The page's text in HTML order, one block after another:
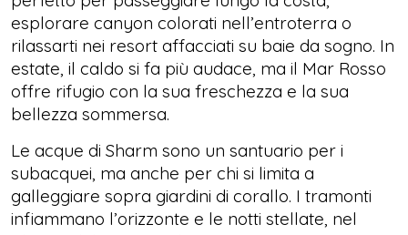
esplorare canyon colorati nell’entroterra o
rilassarti nei resort affacciati su baie da sogno. In
estate, il caldo si fa più audace, ma il Mar Rosso
offre rifugio con la sua freschezza e la sua
bellezza sommersa.
Le acque di Sharm sono un santuario per i
subacquei, ma anche per chi si limita a
galleggiare sopra giardini di corallo. I tramonti
infiammano l’orizzonte e le notti stellate, nel